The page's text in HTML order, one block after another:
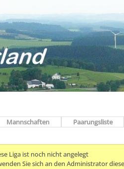
Mannschaften Paarungsliste
Liga ist noch nicht angelegt
Sie sich an den Administrator